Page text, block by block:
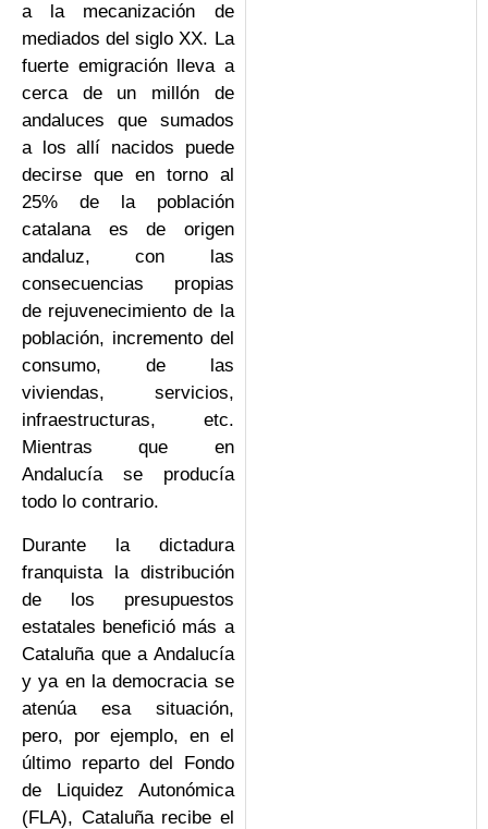
a la mecanización de
mediados del siglo XX. La
fuerte emigración lleva a
cerca de un millón de
andaluces que sumados
a los allí nacidos puede
decirse que en torno al
25% de la población
catalana es de origen
andaluz, con las
consecuencias propias
de rejuvenecimiento de la
población, incremento del
consumo, de las
viviendas, servicios,
infraestructuras, etc.
Mientras que en
Andalucía se producía
todo lo contrario.
Durante la dictadura
franquista la distribución
de los presupuestos
estatales benefició más a
Cataluña que a Andalucía
y ya en la democracia se
atenúa esa situación,
pero, por ejemplo, en el
último reparto del Fondo
de Liquidez Autonómica
(FLA), Cataluña recibe el